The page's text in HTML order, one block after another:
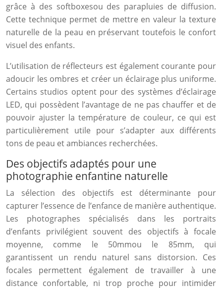
grâce à des softboxesou des parapluies de diffusion.
Cette technique permet de mettre en valeur la texture
naturelle de la peau en préservant toutefois le confort
visuel des enfants.
L’utilisation de réflecteurs est également courante pour
adoucir les ombres et créer un éclairage plus uniforme.
Certains studios optent pour des systèmes d’éclairage
LED, qui possèdent l’avantage de ne pas chauffer et de
pouvoir ajuster la température de couleur, ce qui est
particulièrement utile pour s’adapter aux différents
tons de peau et ambiances recherchées.
Des objectifs adaptés pour une
photographie enfantine naturelle
La sélection des objectifs est déterminante pour
capturer l’essence de l’enfance de manière authentique.
Les photographes spécialisés dans les portraits
d’enfants privilégient souvent des objectifs à focale
moyenne, comme le 50mmou le 85mm, qui
garantissent un rendu naturel sans distorsion. Ces
focales permettent également de travailler à une
distance confortable, ni trop proche pour intimider